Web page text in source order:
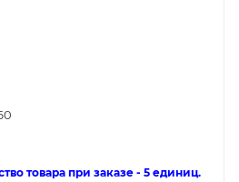
товара при заказе - 5 единиц.